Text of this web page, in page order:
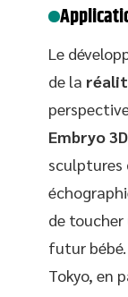
Le
de la
Embryo 3D
sculptures
de
futur
Tokyo, en